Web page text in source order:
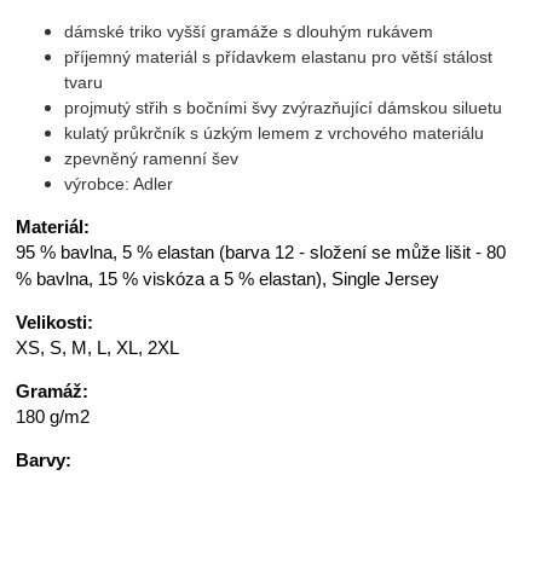
dámské triko vyšší gramáže s dlouhým rukávem
příjemný materiál s přídavkem elastanu pro větší stálost
tvaru
projmutý střih s bočními švy zvýrazňující dámskou siluetu
kulatý průkrčník s úzkým lemem z vrchového materiálu
zpevněný ramenní šev
výrobce: Adler
Materiál:
95 % bavlna, 5 % elastan (barva 12 - složení se může lišit - 80
% bavlna, 15 % viskóza a 5 % elastan), Single Jersey
Velikosti:
XS, S, M, L, XL, 2XL
Gramáž:
180 g/m2
Barvy: